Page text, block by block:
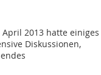
April 2013 hatte einiges
Diskussionen,